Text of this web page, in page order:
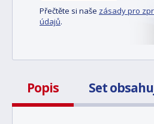
Přečtěte si naše zásady pro
údajů.
Popis Set